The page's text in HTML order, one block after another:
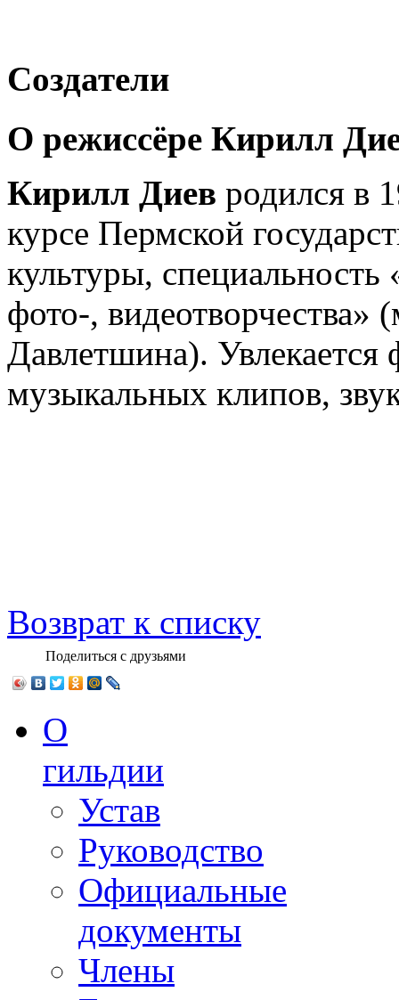
Создатели
О режиссёре Кирилл
Кирилл Диев родился в
курсе Пермской
культуры, специальность
фото-, видеотворчества»
Давлетшина). Увлекается
музыкальных клипов,
Возврат к списку
Поделиться с друзьями
О
гильдии
Устав
Руководство
Официальные
документы
Члены